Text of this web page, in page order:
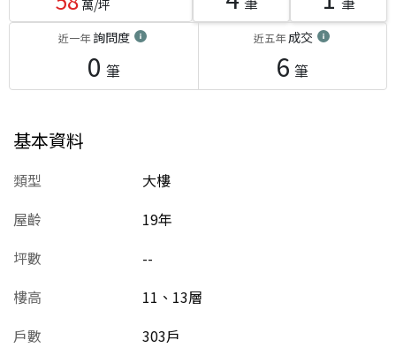
萬/坪
近一年詢問度
0 筆
近五年成交
6 筆
基本資料
類型
大樓
屋齡
19年
坪數
--
樓高
11、13層
戶數
303戶